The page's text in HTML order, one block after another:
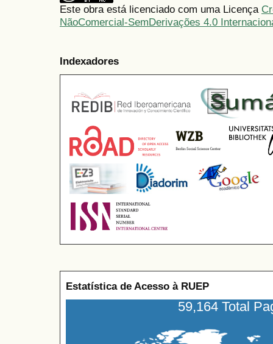
Este obra está licenciado com uma Licença
NãoComercial-SemDerivações 4.0
Indexadores
Estatística de Acesso à RUEP
59,164 Total